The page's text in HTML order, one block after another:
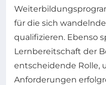
für die sich
qualifizieren. Ebenso
Lernbereitschaft der
entscheidende Rolle,
Anforderungen